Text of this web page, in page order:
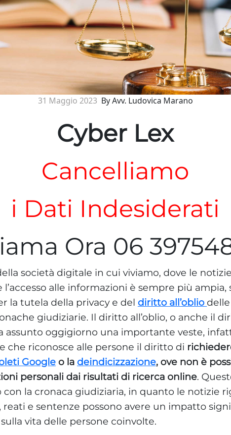
31 Maggio 2023 By Avv. Ludovica Marano
Cyber Lex
Cancelliamo
i Dati Indesiderati
Ora 06
società digitale in cui viviamo, dove le
alle informazioni è sempre più ampia,
la tutela della privacy e del diritto all’oblio
giudiziarie. Il diritto all’oblio, o anche il
assunto oggigiorno una importante veste,
che riconosce alle persone il diritto di
Google o la deindicizzazione, ove non è
personali dai risultati di ricerca online.
con la cronaca giudiziaria, in quanto le notizie
reati e sentenze possono avere un impatto
vita delle persone coinvolte.